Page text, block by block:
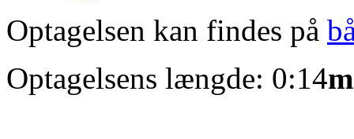
Optagelsen kan findes på
Optagelsens længde: 0:14